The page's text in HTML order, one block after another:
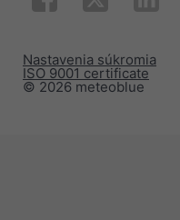
© 2026 meteoblue
ISO 9001 certificate
Nastavenia súkromia